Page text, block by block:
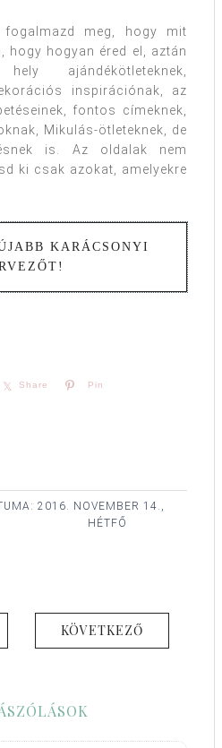
meg, hogy mit
hogy hogyan éred el, aztán
ajándékötleteknek,
inspirációnak, az
fontos címeknek,
Mikulás-ötleteknek, de
is. Az oldalak nem
ki csak azokat, amelyekre
KARÁCSONYI
Share Pin
2016. NOVEMBER 14.,
HÉTFŐ
KÖVETKEZŐ